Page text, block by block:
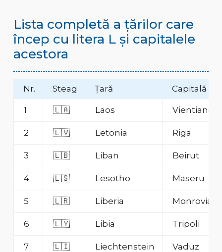
Lista completă a țărilor care
încep cu litera L și capitalele
acestora
Nr. Steag Țară Capitală
1 🇱🇦 Laos Vientiane
2 🇱🇻 Letonia Riga
3 🇱🇧 Liban Beirut
4 🇱🇸 Lesotho Maseru
5 🇱🇷 Liberia Monrovia
6 🇱🇾 Libia Tripoli
7 🇱🇮 Liechtenstein Vaduz